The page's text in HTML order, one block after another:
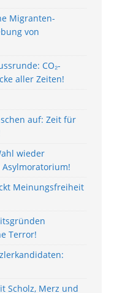
Migranten-
von
CO₂-
aller Zeiten!
auf: Zeit für
wieder
Meinungsfreiheit
Terror!
Scholz, Merz und